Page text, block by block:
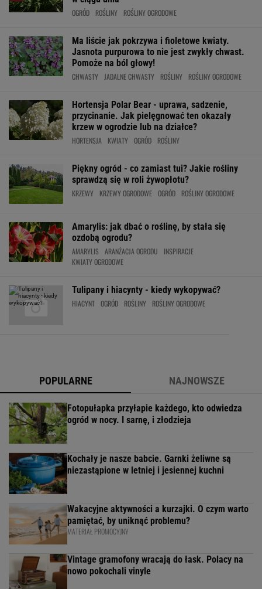
OGRÓD ROŚLINY ROŚLINY OGRODOWE
Ma liście jak pokrzywa i fioletowe kwiaty.
Jasnota purpurowa to nie jest zwykły chwast.
Pomoże na ból głowy!
CHWASTY JADALNE CHWASTY ROŚLINY ROŚLINY OGRODOWE
Hortensja Polar Bear - uprawa, sadzenie,
przycinanie. Jak pielęgnować ten okazały
krzew w ogrodzie lub na działce?
HORTENSJA KWIATY OGRÓD ROŚLINY
Piękny ogród - co zamiast tui? Jakie rośliny
sprawdzą się w roli żywopłotu?
KRZEWY KRZEWY OGRODOWE OGRÓD ROŚLINY OGRODOWE
Amarylis: jak dbać o roślinę, by stała się
ozdobą ogrodu?
AMARYLIS ARANŻACJA OGRODU
INSPIRACJE
KWIATY OGRODOWE
Tulipany i hiacynty - kiedy wykopywać?
HIACYNT OGRÓD ROŚLINY ROŚLINY OGRODOWE
POPULARNE NAJNOWSZE
Fotopułapka przyłapie każdego, kto odwiedza
ogród w nocy. I sarnę, i złodzieja
Kochały je nasze babcie. Garnki żeliwne są
niezastąpione w letniej i jesiennej kuchni
Wakacyjne aktywności a kurzajki. O czym warto
pamiętać, by uniknąć problemu?
MATERIAŁ PROMOCYJNY
Vintage gramofony wracają do łask. Polacy na
nowo pokochali vinyle